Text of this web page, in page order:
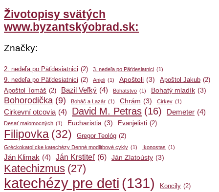
Životopisy svätých
www.byzantskýobrad.sk:
Značky:
2. nedeľa po Päťdesiatnici (2) 3. nedeľa po Päťdesiatnici (1)
9. nedeľa po Päťdesiatnici (2) Anjeli (1) Apoštoli (3) Apoštol Jakub (2)
Apoštol Tomáš (2) Bazil Veľký (4) Bohatstvo (1) Bohatý mladík (3)
Bohorodička (9) Boháč a Lazár (1) Chrám (3) Cirkev (1)
Cirkevní otcovia (4) David M. Petras (16) Demeter (4)
Desať malomocných (1) Eucharistia (3) Evanjelisti (2)
Filipovka (32) Gregor Teológ (2)
Gréckokatolícke katechézy Denné modlitbové cykly (1) Ikonostas (1)
Ján Klimak (4) Ján Krstiteľ (6) Ján Zlatoústy (3)
Katechizmus (27)
katechézy pre deti (131) Koncily (2)